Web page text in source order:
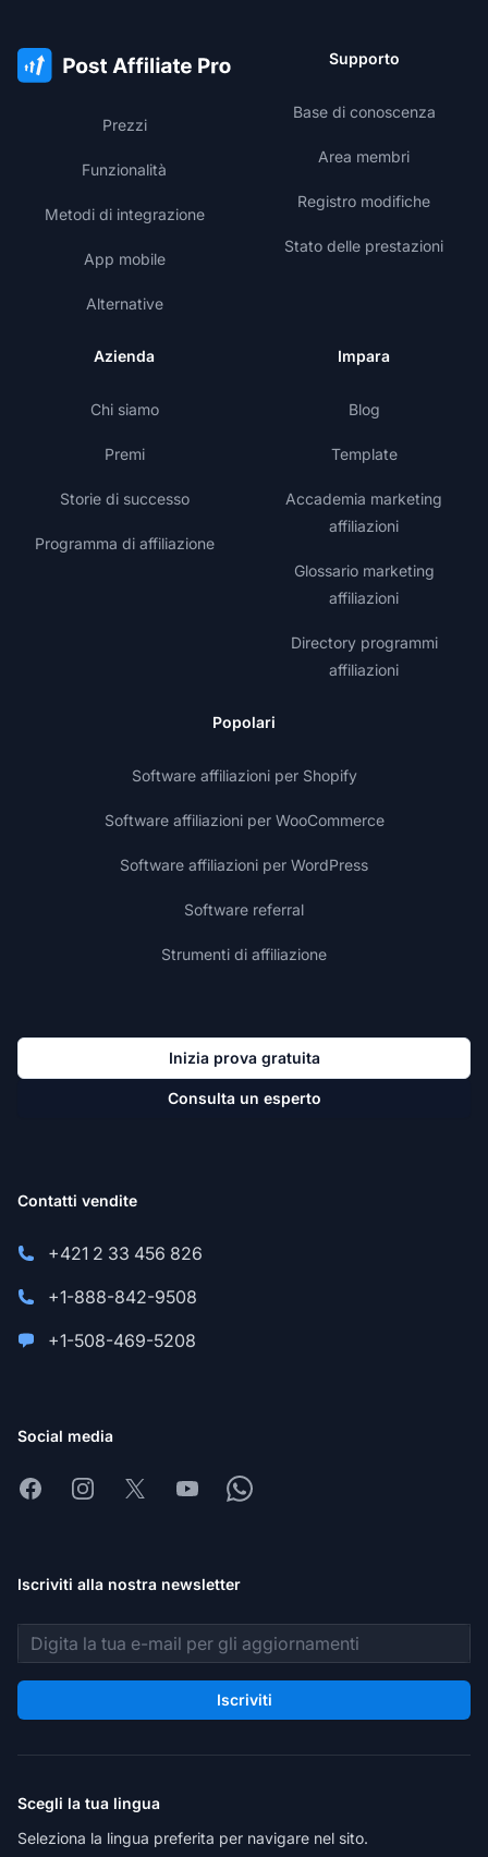
Prezzi
Funzionalità
Metodi di integrazione
App mobile
Alternative
Supporto
Base di conoscenza
Area membri
Registro modifiche
Stato delle prestazioni
Azienda
Chi siamo
Premi
Storie di successo
Programma di affiliazione
Impara
Blog
Template
Accademia marketing
affiliazioni
Glossario marketing
affiliazioni
Directory programmi
affiliazioni
Popolari
Software affiliazioni per Shopify
Software affiliazioni per WooCommerce
Software affiliazioni per WordPress
Software referral
Strumenti di affiliazione
Inizia prova gratuita
Consulta un esperto
Contatti vendite
+421 2 33 456 826
+1-888-842-9508
+1-508-469-5208
Social media
FacebookInstagram
X YoutubeWhatsapp
Iscriviti alla nostra newsletter
Indirizzo email
Iscriviti
Scegli la tua lingua
Seleziona la lingua preferita per navigare nel sito.